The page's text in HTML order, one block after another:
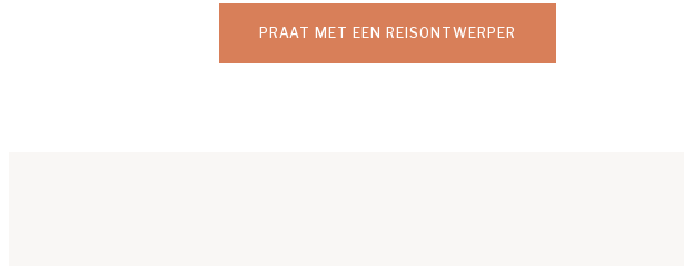
PRAAT MET EEN REISONTWERPER